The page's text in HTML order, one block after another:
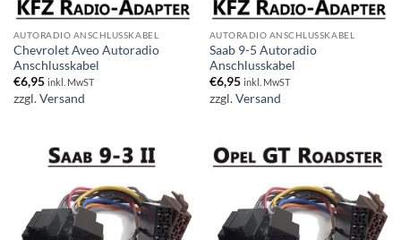
AUTORADIO ANSCHLUSSKABEL
Chevrolet Aveo Autoradio
Anschlusskabel
€6,95 inkl. MwST
zzgl.Versand
AUTORADIO ANSCHLUSSKABEL
Saab 9-5 Autoradio
Anschlusskabel
€6,95 inkl. MwST
zzgl.Versand